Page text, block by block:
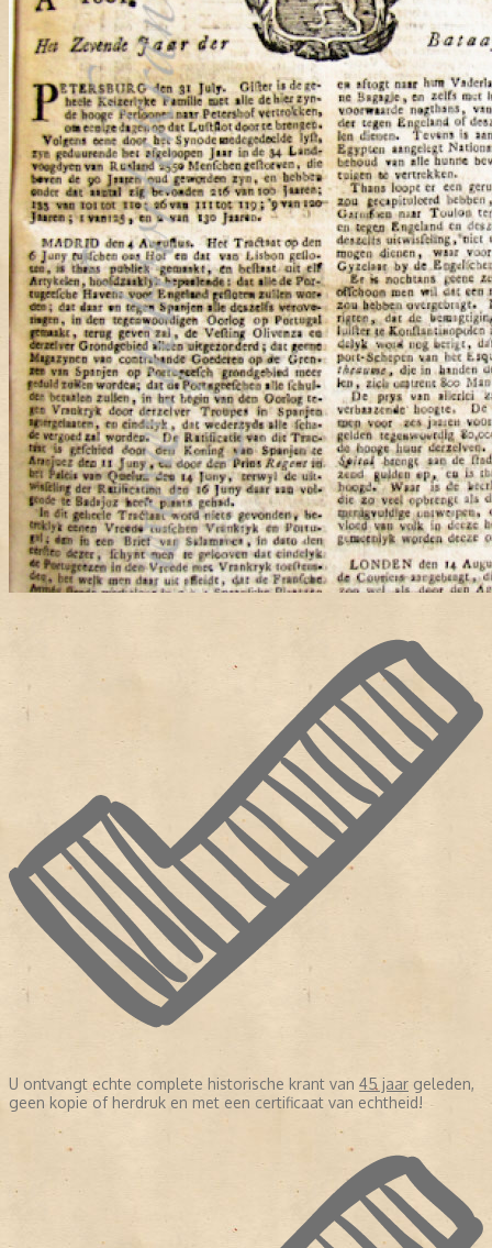
U ontvangt echte complete historische krant van 45 jaar geleden,
geen kopie of herdruk en met een certificaat van echtheid!